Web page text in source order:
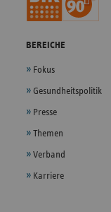
BEREICHE
Fokus
Gesundheitspolitik
Presse
Themen
Verband
Karriere